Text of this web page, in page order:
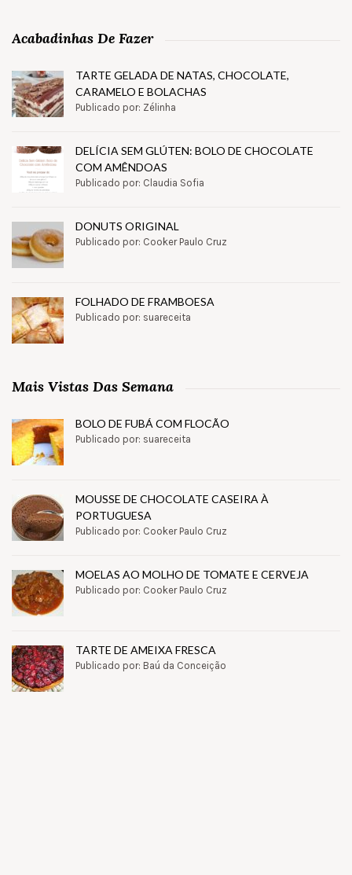
Acabadinhas De Fazer
TARTE GELADA DE NATAS, CHOCOLATE,
CARAMELO E BOLACHAS
Publicado por: Zélinha
DELÍCIA SEM GLÚTEN: BOLO DE CHOCOLATE
COM AMÊNDOAS
Publicado por: Claudia Sofia
DONUTS ORIGINAL
Publicado por: Cooker Paulo Cruz
FOLHADO DE FRAMBOESA
Publicado por: suareceita
Mais Vistas Das Semana
BOLO DE FUBÁ COM FLOCÃO
Publicado por: suareceita
MOUSSE DE CHOCOLATE CASEIRA À
PORTUGUESA
Publicado por: Cooker Paulo Cruz
MOELAS AO MOLHO DE TOMATE E CERVEJA
Publicado por: Cooker Paulo Cruz
TARTE DE AMEIXA FRESCA
Publicado por: Baú da Conceição